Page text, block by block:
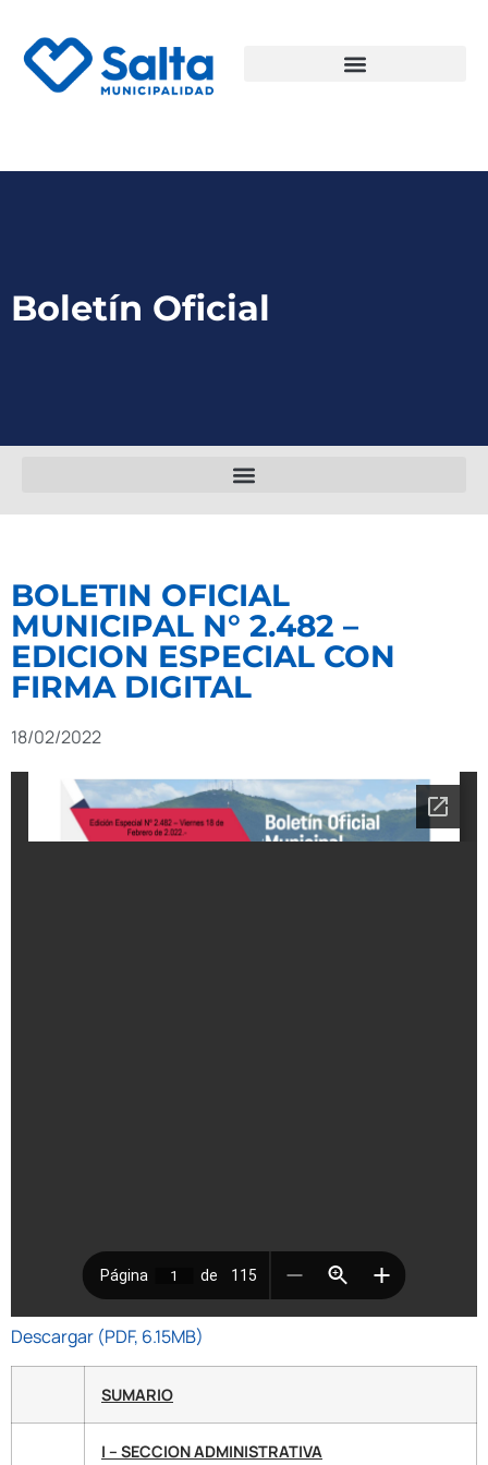
Boletín Oficial
BOLETIN OFICIAL
MUNICIPAL N° 2.482 –
EDICION ESPECIAL CON
FIRMA DIGITAL
18/02/2022
Descargar (PDF, 6.15MB)
SUMARIO
I – SECCION ADMINISTRATIVA